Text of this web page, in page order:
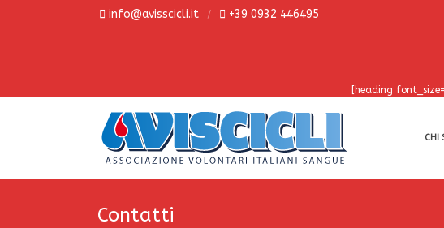
info@avisscicli.it +39 0932 446495
[heading
CHI
Contatti